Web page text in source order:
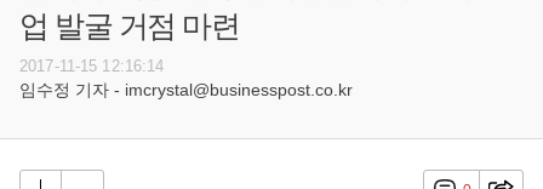
업 발굴 거점 마련
2017-11-15 12:16:14
임수정 기자 - imcrystal@businesspost.co.kr